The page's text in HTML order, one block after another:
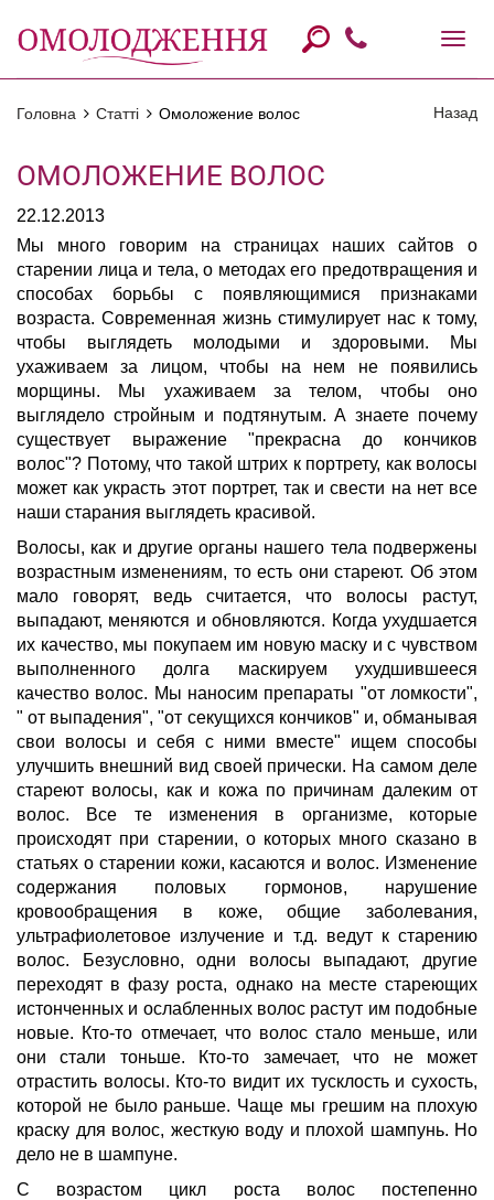
Назад
Головна Статті Омоложение волос
ОМОЛОЖЕНИЕ ВОЛОС
22.12.2013
Мы много говорим на страницах наших сайтов о
старении лица и тела, о методах его предотвращения и
способах борьбы с появляющимися признаками
возраста. Современная жизнь стимулирует нас к тому,
чтобы выглядеть молодыми и здоровыми. Мы
ухаживаем за лицом, чтобы на нем не появились
морщины. Мы ухаживаем за телом, чтобы оно
выглядело стройным и подтянутым. А знаете почему
существует выражение "прекрасна до кончиков
волос"? Потому, что такой штрих к портрету, как волосы
может как украсть этот портрет, так и свести на нет все
наши старания выглядеть красивой.
Волосы, как и другие органы нашего тела подвержены
возрастным изменениям, то есть они стареют. Об этом
мало говорят, ведь считается, что волосы растут,
выпадают, меняются и обновляются. Когда ухудшается
их качество, мы покупаем им новую маску и с чувством
выполненного долга маскируем ухудшившееся
качество волос. Мы наносим препараты "от ломкости",
" от выпадения", "от секущихся кончиков" и, обманывая
свои волосы и себя с ними вместе" ищем способы
улучшить внешний вид своей прически. На самом деле
стареют волосы, как и кожа по причинам далеким от
волос. Все те изменения в организме, которые
происходят при старении, о которых много сказано в
статьях о старении кожи, касаются и волос. Изменение
содержания половых гормонов, нарушение
кровообращения в коже, общие заболевания,
ультрафиолетовое излучение и т.д. ведут к старению
волос. Безусловно, одни волосы выпадают, другие
переходят в фазу роста, однако на месте стареющих
истонченных и ослабленных волос растут им подобные
новые. Кто-то отмечает, что волос стало меньше, или
они стали тоньше. Кто-то замечает, что не может
отрастить волосы. Кто-то видит их тусклость и сухость,
которой не было раньше. Чаще мы грешим на плохую
краску для волос, жесткую воду и плохой шампунь. Но
дело не в шампуне.
С возрастом цикл роста волос постепенно